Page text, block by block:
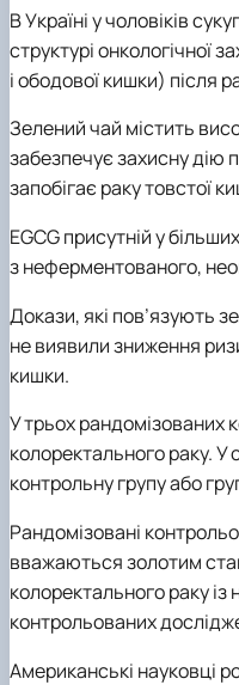
В Україні у чоловіків
структурі онкологічної
і ободової кишки) після
Зелений чай містить
забезпечує захисну дію
запобігає раку товстої
EGCG присутній у
з неферментованого,
Докази, які пов’язують
не виявили зниження
кишки.
У трьох рандомізованих
колоректального раку.У
контрольну групу або
Рандомізовані
вважаються золотим
колоректального раку
контрольованих
Американські науковці